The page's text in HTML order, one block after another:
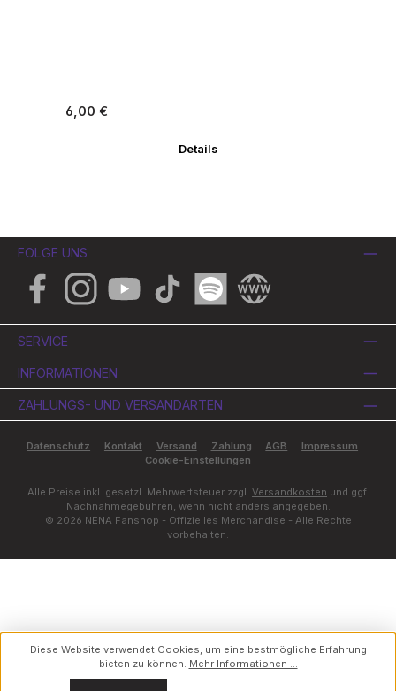
Regulärer Preis:
6,00 €
Details
FOLGE UNS
FacebookInstagramYouTube TikTok Spotify Website
SERVICE
INFORMATIONEN
ZAHLUNGS- UND VERSANDARTEN
Datenschutz Kontakt Versand Zahlung AGB
Impressum
Cookie-Einstellungen
Alle Preise inkl. gesetzl. Mehrwertsteuer zzgl. Versandkosten und ggf.
Nachnahmegebühren, wenn nicht anders angegeben.
© 2026 NENA Fanshop - Offizielles Merchandise - Alle Rechte
vorbehalten.
Diese Website verwendet Cookies, um eine bestmögliche Erfahrung
bieten zu können. Mehr Informationen ...